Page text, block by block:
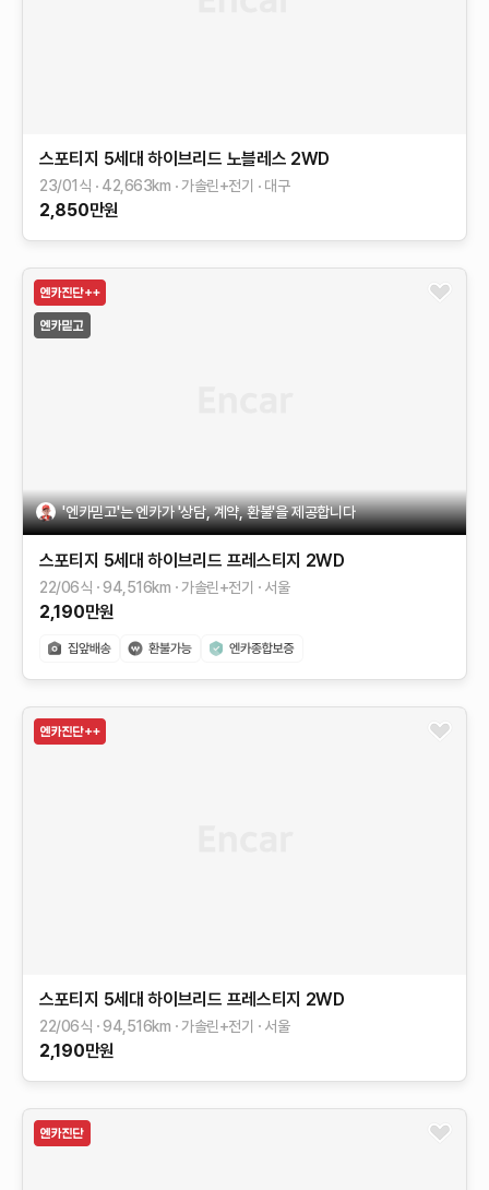
스포티지 5세대 하이브리드 노블레스 2WD
23/01식 42,663km 가솔린+전기 대구
2,850만원
'엔카믿고'는 엔카가 '상담, 계약, 환불'을 제공합니다
스포티지 5세대 하이브리드 프레스티지 2WD
22/06식 94,516km 가솔린+전기 서울
2,190만원
스포티지 5세대 하이브리드 프레스티지 2WD
22/06식 94,516km 가솔린+전기 서울
2,190만원